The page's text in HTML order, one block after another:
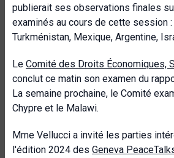
publierait ses observations finales
examinés au cours de cette session :
Turkménistan, Mexique, Argentine,
Le Comité des Droits Économiques,
conclut ce matin son examen du
La semaine prochaine, le Comité
Chypre et le Malawi.
Mme Vellucci a invité les parties
l'édition 2024 des Geneva